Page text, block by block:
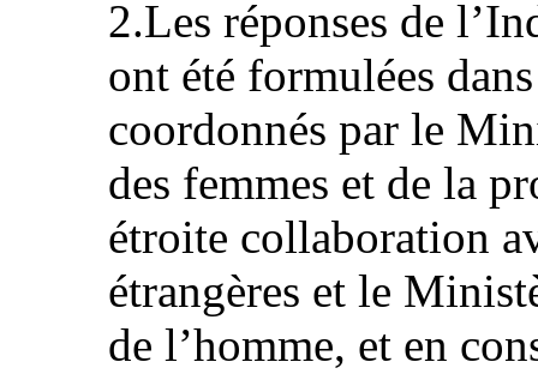
2.Les réponses de
ont été formulées
coordonnés par le
des femmes et de la
étroite collaboration
étrangères et le
de l’homme, et en